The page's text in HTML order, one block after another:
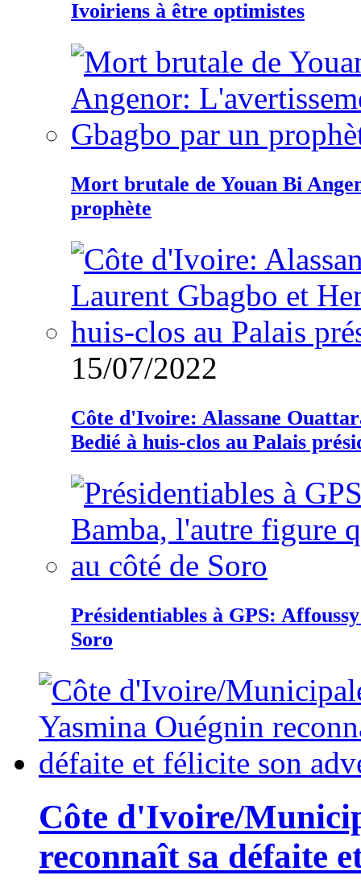
Ivoiriens à être optimistes
Mort brutale de Youan Bi
prophète
15/07/2022
Côte d'Ivoire: Alassane
Bedié à huis-clos au Palais
Présidentiables à GPS:
Soro
Côte d'Ivoire/
reconnaît sa défaite